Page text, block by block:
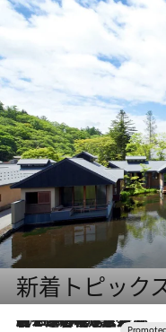
新着トピック
2026.8.7
【トンボの足水浴】ヒノキの香りに包まれて涼感マックス！約13℃の湧水かけ流しを避暑地「星野温泉 トンボの湯」で体験